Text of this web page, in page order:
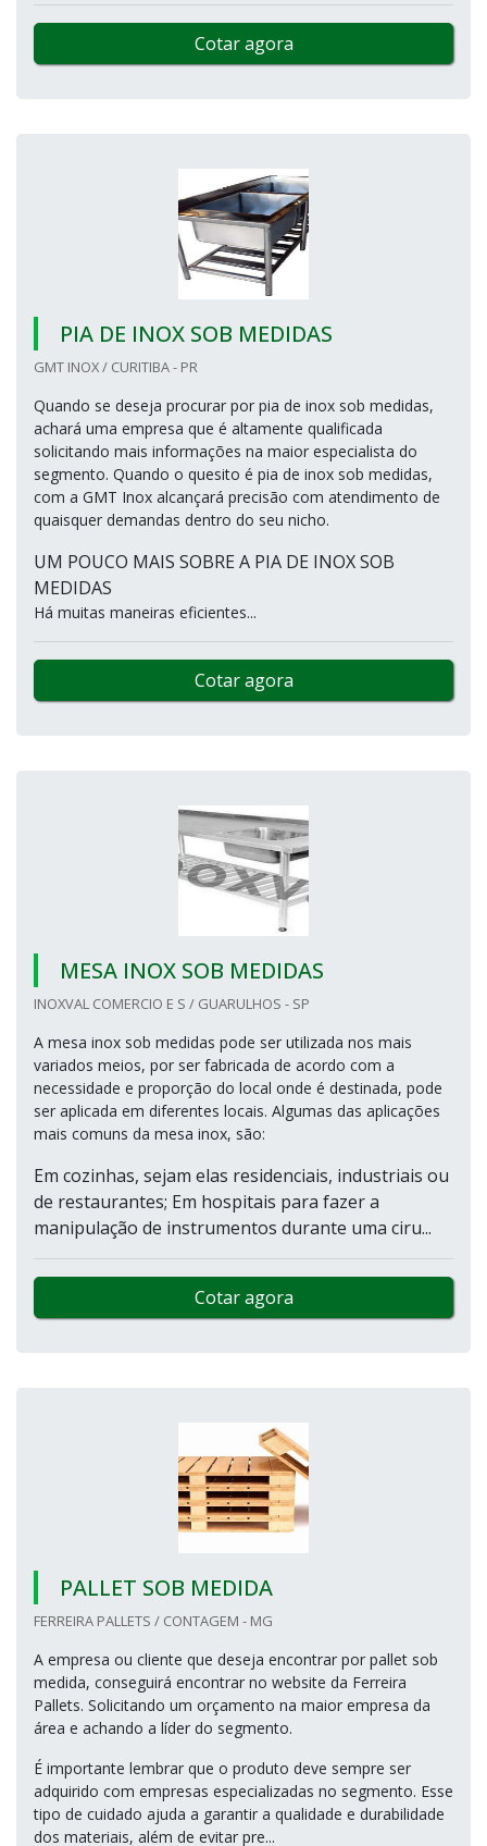
Cotar agora
PIA DE INOX SOB MEDIDAS
GMT INOX / CURITIBA - PR
Quando se deseja procurar por pia de inox sob medidas,
achará uma empresa que é altamente qualificada
solicitando mais informações na maior especialista do
segmento. Quando o quesito é pia de inox sob medidas,
com a GMT Inox alcançará precisão com atendimento de
quaisquer demandas dentro do seu nicho.
UM POUCO MAIS SOBRE A PIA DE INOX SOB
MEDIDAS
Há muitas maneiras eficientes...
Cotar agora
MESA INOX SOB MEDIDAS
INOXVAL COMERCIO E S / GUARULHOS - SP
A mesa inox sob medidas pode ser utilizada nos mais
variados meios, por ser fabricada de acordo com a
necessidade e proporção do local onde é destinada, pode
ser aplicada em diferentes locais. Algumas das aplicações
mais comuns da mesa inox, são:
Em cozinhas, sejam elas residenciais, industriais ou
de restaurantes; Em hospitais para fazer a
manipulação de instrumentos durante uma ciru...
Cotar agora
PALLET SOB MEDIDA
FERREIRA PALLETS / CONTAGEM - MG
A empresa ou cliente que deseja encontrar por pallet sob
medida, conseguirá encontrar no website da Ferreira
Pallets. Solicitando um orçamento na maior empresa da
área e achando a líder do segmento.
É importante lembrar que o produto deve sempre ser
adquirido com empresas especializadas no segmento. Esse
tipo de cuidado ajuda a garantir a qualidade e durabilidade
dos materiais, além de evitar pre...